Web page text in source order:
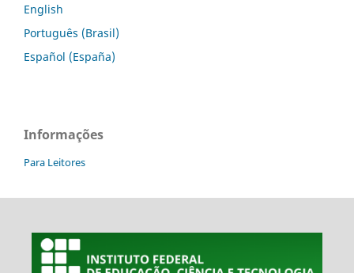
English
Português (Brasil)
Español (España)
Informações
Para Leitores